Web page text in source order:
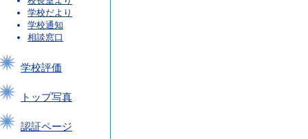
学校だより
学校通知
相談窓口
学校評価
トップ写真
認証ページ